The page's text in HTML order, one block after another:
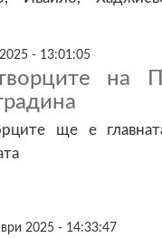
- 13:01:05
на
ще е
2025 - 14:33:47